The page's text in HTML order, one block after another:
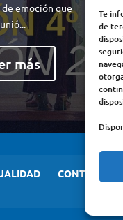
Te
de
emoción que
más
CONTACTO